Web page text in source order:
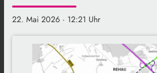
22. Mai 2026 · 12:21 Uhr